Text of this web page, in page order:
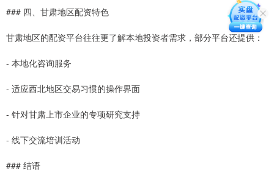
### 四、甘肃地区配资特色
甘肃地区的配资平台往往更了解本地投资者需求，部分平台还提供：
- 本地化咨询服务
- 适应西北地区交易习惯的操作界面
- 针对甘肃上市企业的专项研究支持
- 线下交流培训活动
### 结语